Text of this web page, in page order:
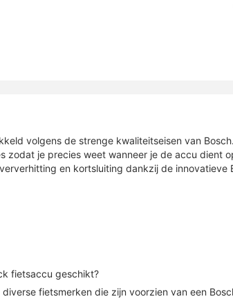
volgens de strenge kwaliteitseisen van
zodat je precies weet wanneer je de accu dient
en kortsluiting dankzij de innovatieve
fietsaccu geschikt?
fietsmerken die zijn voorzien van een